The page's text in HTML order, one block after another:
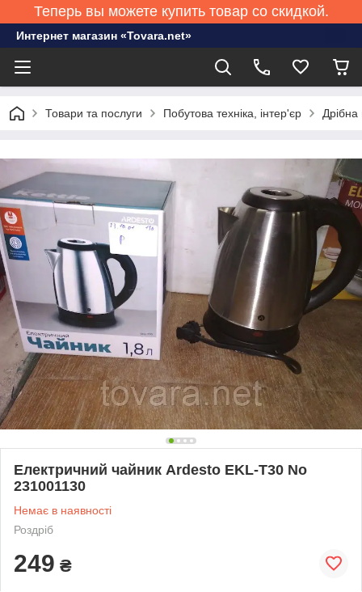
Теперь вы можете купить товар со скидкой.
Интернет магазин «Tovara.net»
Товари та послуги Побутова техніка, інтер'єр Дрібна
Електричний чайник Ardesto EKL-T30 No
231001130
Немає в наявності
Роздріб
249 ₴